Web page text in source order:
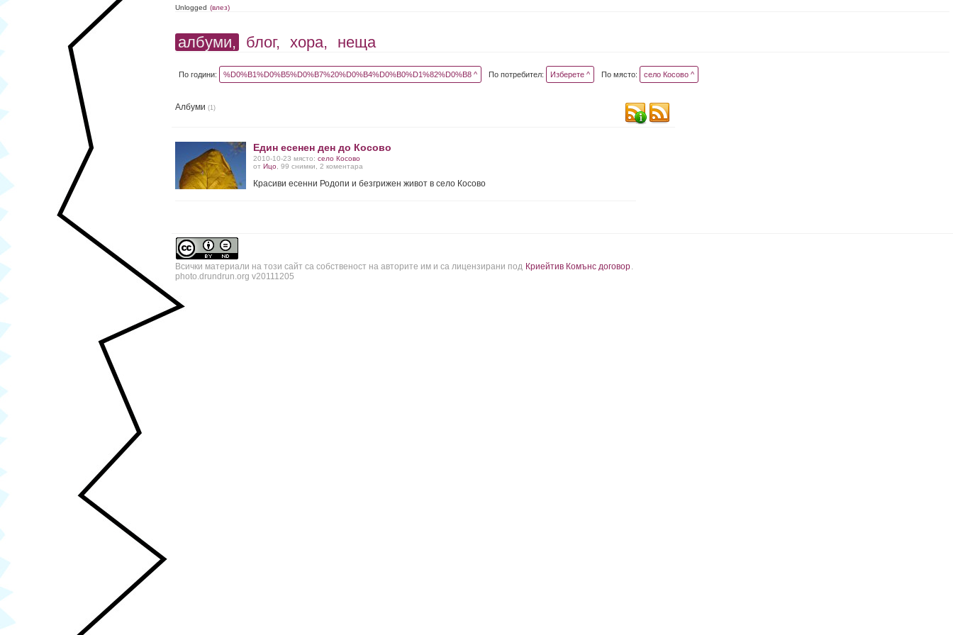
Unlogged (влез)
албуми, блог, хора, неща
По години: %D0%B1%D0%B5%D0%B7%20%D0%B4%D0%B0%D1%82%D0%B8 ^ По потребител: Изберете ^ По място: село Косово ^
Албуми (1)
Един есенен ден до Косово
2010-10-23 място: село Косово
от Ицо, 99 снимки, 2 коментара
Красиви есенни Родопи и безгрижен живот в село Косово
Всички материали на този сайт са собственост на авторите им и са лицензирани под Криейтив Комънс договор.
photo.drundrun.org v20111205